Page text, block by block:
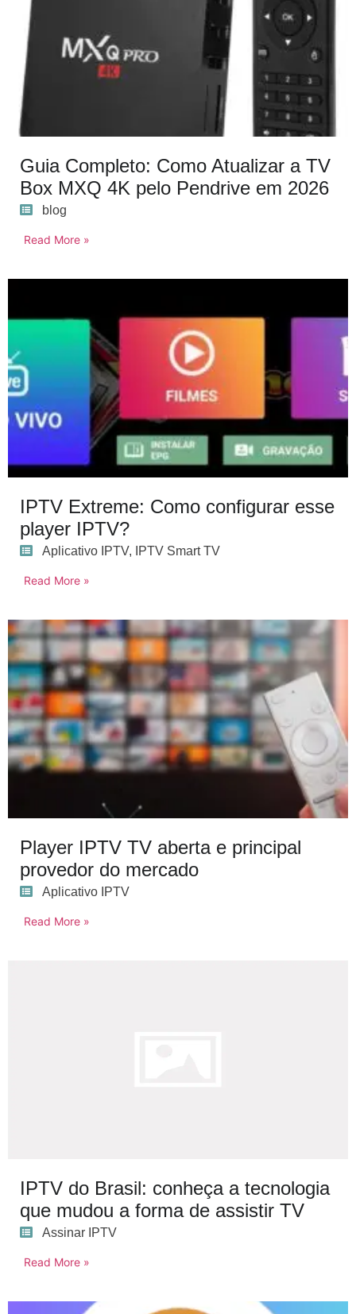
Guia Completo: Como Atualizar a TV
Box MXQ 4K pelo Pendrive em 2026
blog
Read More »
IPTV Extreme: Como configurar esse
player IPTV?
Aplicativo IPTV, IPTV Smart TV
Read More »
Player IPTV TV aberta e principal
provedor do mercado
Aplicativo IPTV
Read More »
IPTV do Brasil: conheça a tecnologia
que mudou a forma de assistir TV
Assinar IPTV
Read More »